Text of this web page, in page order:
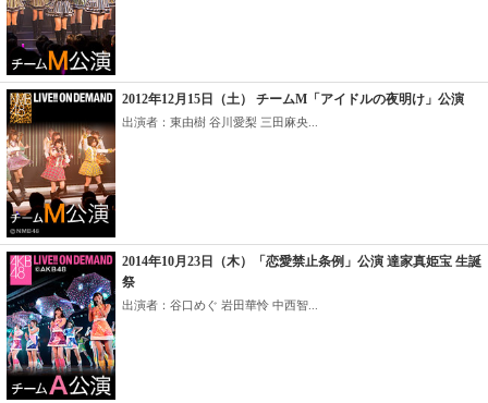
2012年12月15日（土） チームM「アイドルの夜明け」公演
出演者：東由樹 谷川愛梨 三田麻央...
2014年10月23日（木）「恋愛禁止条例」公演 達家真姫宝 生誕
祭
出演者：谷口めぐ 岩田華怜 中西智...